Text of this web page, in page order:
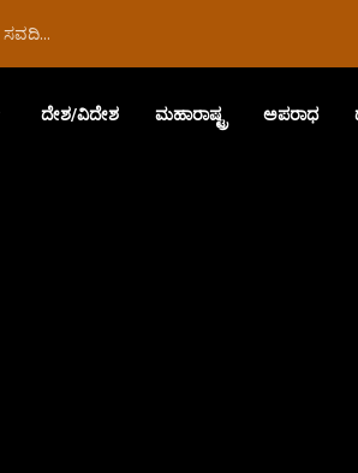
ದೇಶ/ವಿದೇಶ ಮಹಾರಾಷ್ಟ್ರ ಅಪರಾಧ